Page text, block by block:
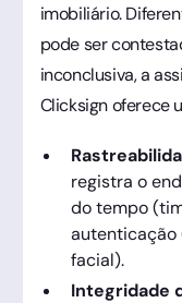
imobiliário.
pode ser
inconclusiva, a
Clicksign oferece
registra o
do tempo
autenticação
facial).
Integridade